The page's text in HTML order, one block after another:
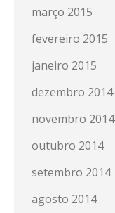
março 2015
fevereiro 2015
janeiro 2015
dezembro 2014
novembro 2014
outubro 2014
setembro 2014
agosto 2014